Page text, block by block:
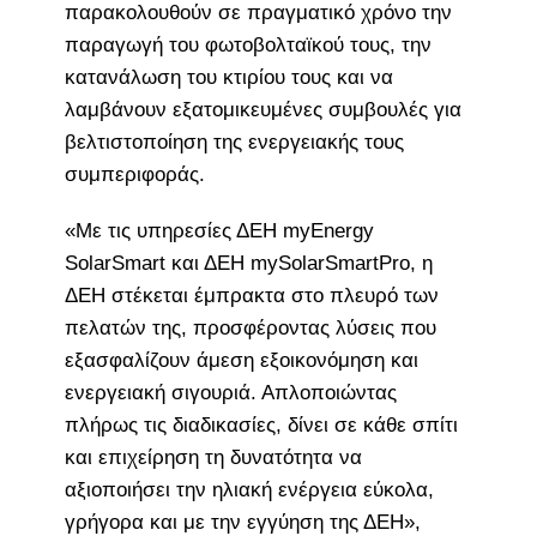
παρακολουθούν σε πραγματικό χρόνο την
παραγωγή του φωτοβολταϊκού τους, την
κατανάλωση του κτιρίου τους και να
λαμβάνουν εξατομικευμένες συμβουλές για
βελτιστοποίηση της ενεργειακής τους
συμπεριφοράς.
«Με τις υπηρεσίες ΔΕΗ myEnergy
SolarSmart και ΔΕΗ mySolarSmartPro, η
ΔΕΗ στέκεται έμπρακτα στο πλευρό των
πελατών της, προσφέροντας λύσεις που
εξασφαλίζουν άμεση εξοικονόμηση και
ενεργειακή σιγουριά. Απλοποιώντας
πλήρως τις διαδικασίες, δίνει σε κάθε σπίτι
και επιχείρηση τη δυνατότητα να
αξιοποιήσει την ηλιακή ενέργεια εύκολα,
γρήγορα και με την εγγύηση της ΔΕΗ»,